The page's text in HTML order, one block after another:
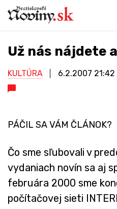
Už nás nájdete
KULTÚRA 6.2.2007 21:42
PÁČIL SA VÁM ČLÁNOK?
Čo sme sľubovali v
vydaniach novín sa aj
februára 2000 sme
počítačovej sieti